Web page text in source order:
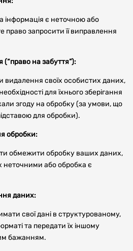
інформація є неточною або
право запросити її виправлення
на забуття”):
видалення своїх особистих даних,
для їхнього зберігання
згоду на обробку (за умови, що
для обробки).
обробки:
обмежити обробку ваших даних,
неточними або обробка є
даних:
свої дані в структурованому,
та передати їх іншому
бажанням.